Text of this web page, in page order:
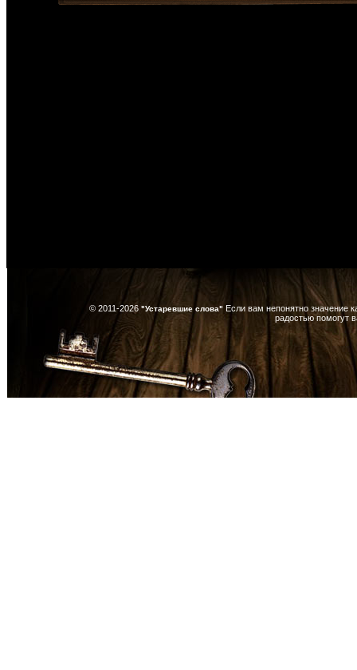
© 2011-2026 "Устаревшие слова" Если вам непонятно значение
радостью помогут